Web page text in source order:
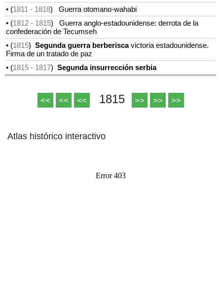
• (1811 - 1818)
Guerra otomano-wahabi
• (1812 - 1815)
Guerra anglo-estadounidense: derrota de la
confederación de Tecumseh
• (1815) Segunda guerra berberiscavictoria estadounidense.
Firma de un tratado de paz
• (1815 - 1817) Segunda insurrección serbia
<< << << 1815 >> >> >>
Atlas histórico interactivo